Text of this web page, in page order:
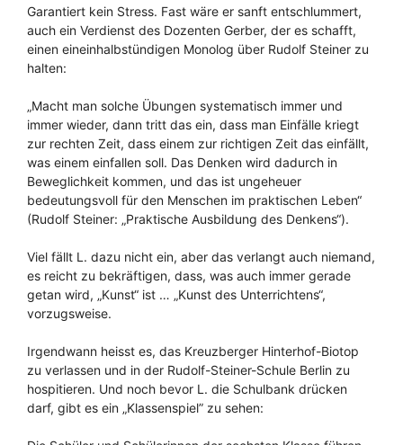
Garantiert kein Stress. Fast wäre er sanft entschlummert,
auch ein Verdienst des Dozenten Gerber, der es schafft,
einen eineinhalbstündigen Monolog über Rudolf Steiner zu
halten:
„Macht man solche Übungen systematisch immer und
immer wieder, dann tritt das ein, dass man Einfälle kriegt
zur rechten Zeit, dass einem zur richtigen Zeit das einfällt,
was einem einfallen soll. Das Denken wird dadurch in
Beweglichkeit kommen, und das ist ungeheuer
bedeutungsvoll für den Menschen im praktischen Leben“
(Rudolf Steiner: „Praktische Ausbildung des Denkens“).
Viel fällt L. dazu nicht ein, aber das verlangt auch niemand,
es reicht zu bekräftigen, dass, was auch immer gerade
getan wird, „Kunst“ ist … „Kunst des Unterrichtens“,
vorzugsweise.
Irgendwann heisst es, das Kreuzberger Hinterhof-Biotop
zu verlassen und in der Rudolf-Steiner-Schule Berlin zu
hospitieren. Und noch bevor L. die Schulbank drücken
darf, gibt es ein „Klassenspiel” zu sehen: